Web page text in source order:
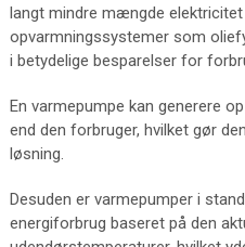
langt mindre mængde
opvarmningssystemer som
i betydelige besparelser for
En varmepumpe kan generere
end den forbruger, hvilket gør
løsning.
Desuden er varmepumper i
energiforbrug baseret på den